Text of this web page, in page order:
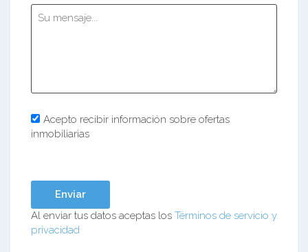
Acepto recibir información sobre ofertas
inmobiliarias
Al enviar tus datos aceptas los Términos de servicio y
privacidad